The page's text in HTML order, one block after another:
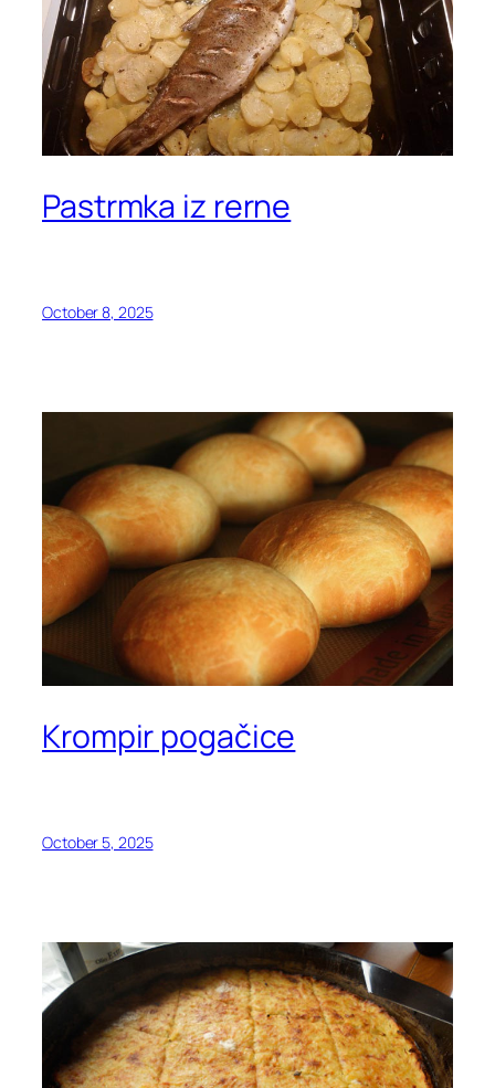
Pastrmka iz rerne
October 8, 2025
Krompir pogačice
October 5, 2025